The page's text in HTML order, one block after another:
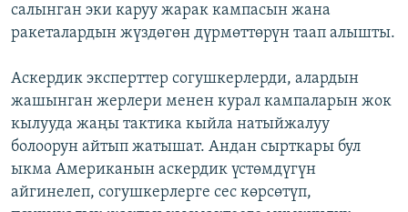
салынган эки каруу жарак кампасын жана
ракеталардын жүздөгөн дүрмөттөрүн таап алышты.
Аскердик эксперттер согушкерлерди, алардын
жашынган жерлери менен курал кампаларын жок
кылууда жаңы тактика кыйла натыйжалуу
болоорун айтып жатышат. Андан сырткары бул
ыкма Американын аскердик үстөмдүгүн
айгинелеп, согушкерлерге сес көрсөтүп,